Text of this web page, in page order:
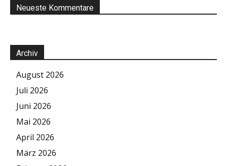
Neueste Kommentare
Archiv
August 2026
Juli 2026
Juni 2026
Mai 2026
April 2026
März 2026